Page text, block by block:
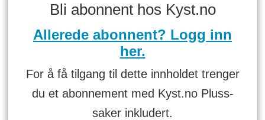
Bli abonnent hos Kyst.no
Allerede abonnent? Logg inn
her.
For å få tilgang til dette innholdet trenger
du et abonnement med Kyst.no Pluss-
saker inkludert.